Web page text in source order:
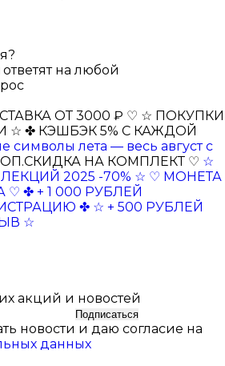
на любой
ОТ 3000 ₽ ♡ ☆ ПОКУПКИ
☆ ✤ КЭШБЭК 5% С КАЖДОЙ
символы лета — весь август с
НА КОМПЛЕКТ ♡ ☆
2025 -70% ☆ ♡ МОНЕТА
♡ ✤ + 1 000 РУБЛЕЙ
✤ ☆ + 500 РУБЛЕЙ
☆
акций и новостей
Подписаться
новости и даю согласие на
данных